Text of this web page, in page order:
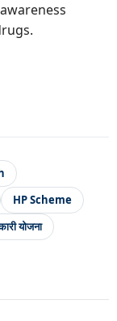
HP Scheme
योजना